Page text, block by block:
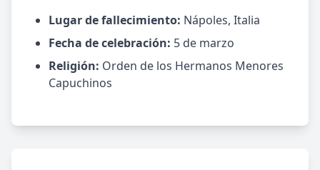
Lugar de fallecimiento: Nápoles, Italia
Fecha de celebración: 5 de marzo
Religión: Orden de los Hermanos Menores
Capuchinos